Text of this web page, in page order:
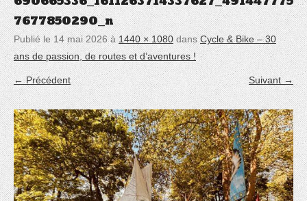
7677850290_n
Publié le14 mai 2026à1440 × 1080dansCycle & Bike – 30
ans de passion, de routes et d’aventures !
← Précédent Suivant →